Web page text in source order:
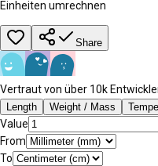
Einheiten umrechnen
Share
Vertraut von über 10k
Length Weight / Mass
Value
From
To